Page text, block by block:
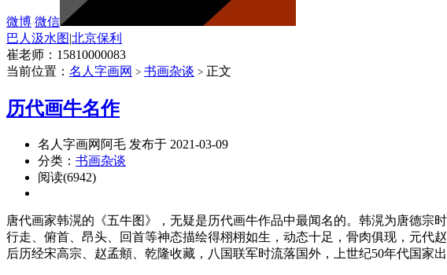
微博 微信
巴人汲水图|北京保利
崔老师：15810000083
当前位置： 名人字画网 > 书画杂谈 > 正文
历代画牛名作
名人字画网阿毛 发布于 2021-03-09
分类： 书画杂谈
阅读(6942)
唐代画家韩滉的《五牛图》，无疑是历代画牛作品中最闻名的。韩滉为唐德宗
行走、俯首、昂头、回首等神态描绘得栩栩如生，动态十足，骨肉俱现，元代
后历经宋高宗、赵孟頫、乾隆收藏，八国联军时流落国外，上世纪50年代国家